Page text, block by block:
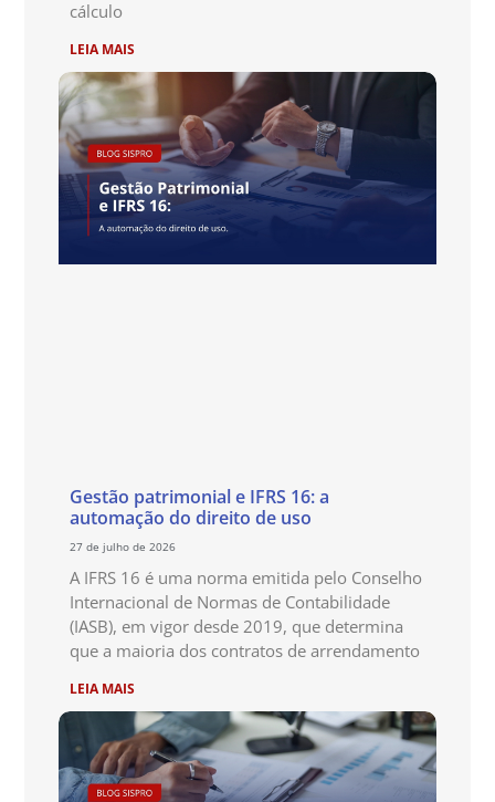
cálculo
LEIA MAIS
Gestão patrimonial e IFRS 16: a
automação do direito de uso
27 de julho de 2026
A IFRS 16 é uma norma emitida pelo Conselho
Internacional de Normas de Contabilidade
(IASB), em vigor desde 2019, que determina
que a maioria dos contratos de arrendamento
LEIA MAIS